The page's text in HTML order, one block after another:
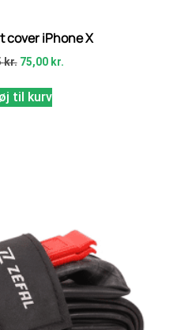
cover iPhone X
kr. 75,00 kr.
til kurv